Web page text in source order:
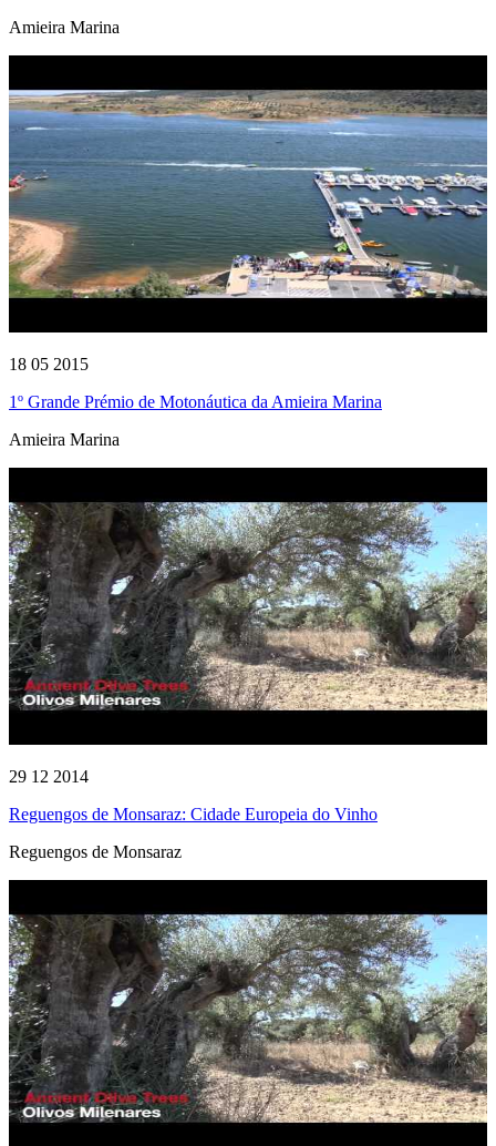
Amieira Marina
18 05 2015
1º Grande Prémio de Motonáutica da Amieira Marina
Amieira Marina
29 12 2014
Reguengos de Monsaraz: Cidade Europeia do Vinho
Reguengos de Monsaraz